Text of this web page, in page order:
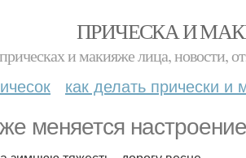
ПРИЧЕСКА И
и макияже лица, новости,
как делать прически и
меняется